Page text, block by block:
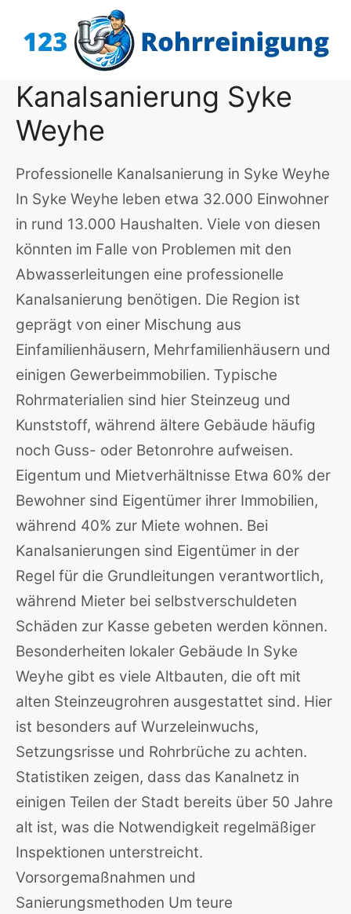
Inhalt
Kanalsanierung Syke
Weyhe
Professionelle Kanalsanierung in Syke Weyhe
In Syke Weyhe leben etwa 32.000 Einwohner
in rund 13.000 Haushalten. Viele von diesen
könnten im Falle von Problemen mit den
Abwasserleitungen eine professionelle
Kanalsanierung benötigen. Die Region ist
geprägt von einer Mischung aus
Einfamilienhäusern, Mehrfamilienhäusern und
einigen Gewerbeimmobilien. Typische
Rohrmaterialien sind hier Steinzeug und
Kunststoff, während ältere Gebäude häufig
noch Guss- oder Betonrohre aufweisen.
Eigentum und Mietverhältnisse Etwa 60% der
Bewohner sind Eigentümer ihrer Immobilien,
während 40% zur Miete wohnen. Bei
Kanalsanierungen sind Eigentümer in der
Regel für die Grundleitungen verantwortlich,
während Mieter bei selbstverschuldeten
Schäden zur Kasse gebeten werden können.
Besonderheiten lokaler Gebäude In Syke
Weyhe gibt es viele Altbauten, die oft mit
alten Steinzeugrohren ausgestattet sind. Hier
ist besonders auf Wurzeleinwuchs,
Setzungsrisse und Rohrbrüche zu achten.
Statistiken zeigen, dass das Kanalnetz in
einigen Teilen der Stadt bereits über 50 Jahre
alt ist, was die Notwendigkeit regelmäßiger
Inspektionen unterstreicht.
Vorsorgemaßnahmen und
Sanierungsmethoden Um teure